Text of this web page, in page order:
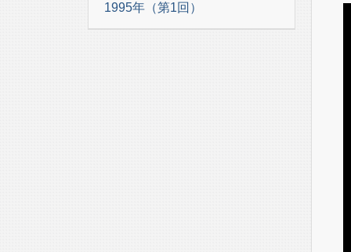
1995年（第1回）